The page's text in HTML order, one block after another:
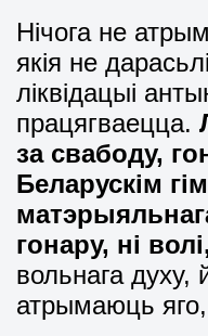
Нічога не
якія не
ліквідацыі
працягваецца.
за свабоду,
Беларускім
гонару, ні
вольнага
атрымаюць яго,